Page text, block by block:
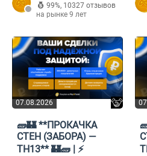
99%, 10327 отзывов
на рынке 9 лет
07.08.2026
🧱🏰 **ПРОКАЧКА
СТЕН (ЗАБОРА) —
TH13** 🏰🧱 | ⚡